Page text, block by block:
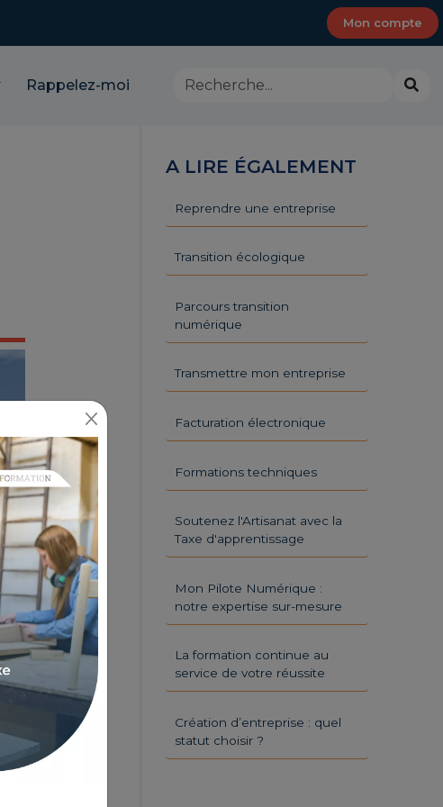
Mon compte
Rappelez-moi
Rechercher
dans
CMA
Alpes-
A LIRE ÉGALEMENT
Reprendre une entreprise
Transition écologique
Parcours transition
numérique
Transmettre mon entreprise
Facturation électronique
Formations techniques
Soutenez l'Artisanat avec la
Taxe d'apprentissage
Mon Pilote Numérique :
notre expertise sur-mesure
La formation continue au
service de votre réussite
Création d’entreprise : quel
statut choisir ?